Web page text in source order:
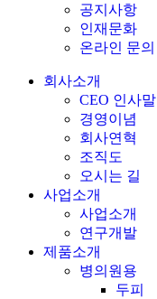
공지사항
인재문화
온라인 문의
회사소개
CEO 인사말
경영이념
회사연혁
조직도
오시는 길
사업소개
사업소개
연구개발
제품소개
병의원용
두피